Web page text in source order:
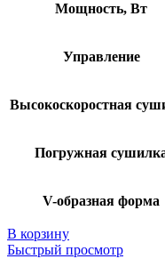
Мощность, Вт
Управление
Высокоскоростная
Погружная
V-образная форма
В корзину
Быстрый просмотр